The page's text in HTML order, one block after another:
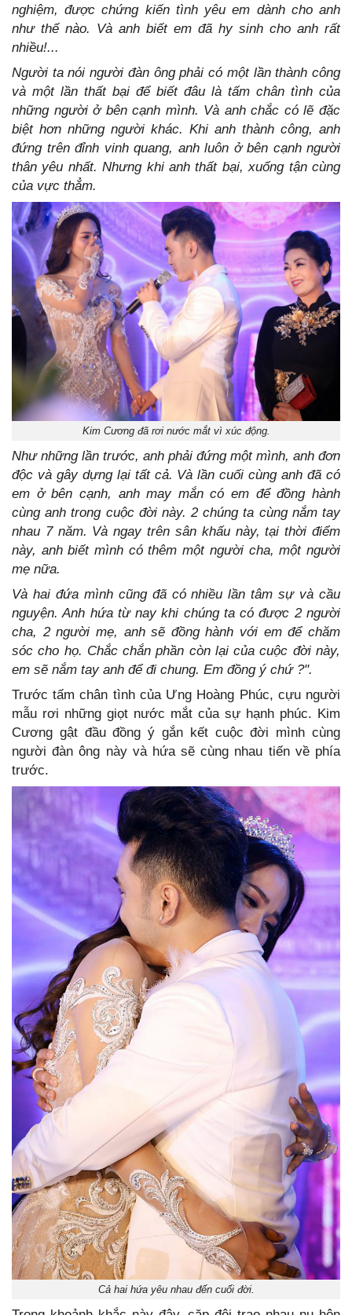
nghiệm, được chứng kiến tình yêu em dành cho anh
như thế nào. Và anh biết em đã hy sinh cho anh rất
nhiều!...
Người ta nói người đàn ông phải có một lần thành công
và một lần thất bại để biết đâu là tấm chân tình của
những người ở bên cạnh mình. Và anh chắc có lẽ đặc
biệt hơn những người khác. Khi anh thành công, anh
đứng trên đỉnh vinh quang, anh luôn ở bên cạnh người
thân yêu nhất. Nhưng khi anh thất bại, xuống tận cùng
của vực thẳm.
Kim Cương đã rơi nước mắt vì xúc động.
Như những lần trước, anh phải đứng một mình, anh đơn
độc và gây dựng lại tất cả. Và lần cuối cùng anh đã có
em ở bên cạnh, anh may mắn có em để đồng hành
cùng anh trong cuộc đời này. 2 chúng ta cùng nắm tay
nhau 7 năm. Và ngay trên sân khấu này, tại thời điểm
này, anh biết mình có thêm một người cha, một người
mẹ nữa.
Và hai đứa mình cũng đã có nhiều lần tâm sự và cầu
nguyện. Anh hứa từ nay khi chúng ta có được 2 người
cha, 2 người mẹ, anh sẽ đồng hành với em để chăm
sóc cho họ. Chắc chắn phần còn lại của cuộc đời này,
em sẽ nắm tay anh để đi chung. Em đồng ý chứ ?".
Trước tấm chân tình của Ưng Hoàng Phúc, cựu người
mẫu rơi những giọt nước mắt của sự hạnh phúc. Kim
Cương gật đầu đồng ý gắn kết cuộc đời mình cùng
người đàn ông này và hứa sẽ cùng nhau tiến về phía
trước.
Cả hai hứa yêu nhau đến cuối đời.